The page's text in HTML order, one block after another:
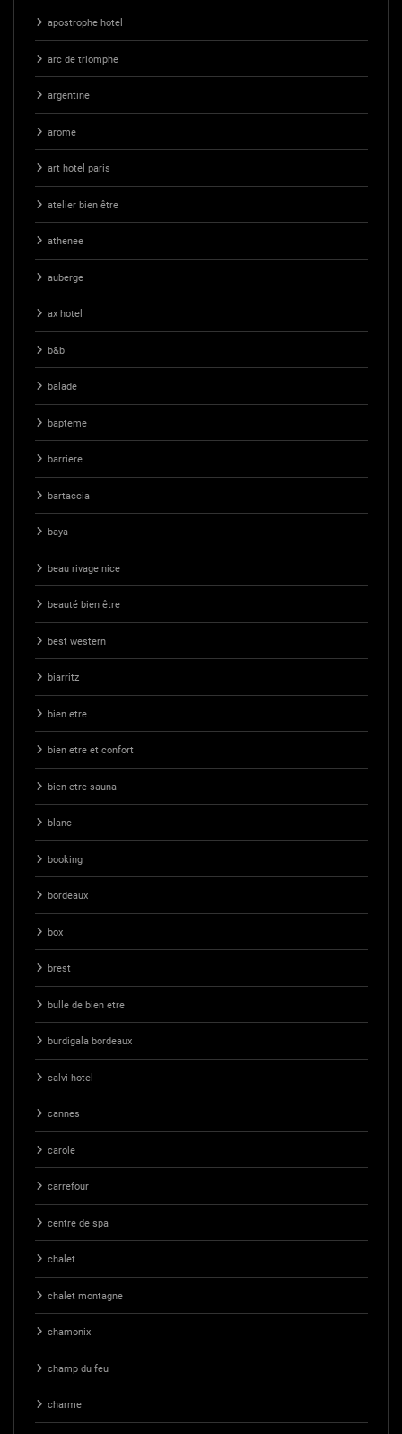
apostrophe hotel
arc de triomphe
argentine
arome
art hotel paris
atelier bien être
athenee
auberge
ax hotel
b&b
balade
bapteme
barriere
bartaccia
baya
beau rivage nice
beauté bien être
best western
biarritz
bien etre
bien etre et confort
bien etre sauna
blanc
booking
bordeaux
box
brest
bulle de bien etre
burdigala bordeaux
calvi hotel
cannes
carole
carrefour
centre de spa
chalet
chalet montagne
chamonix
champ du feu
charme